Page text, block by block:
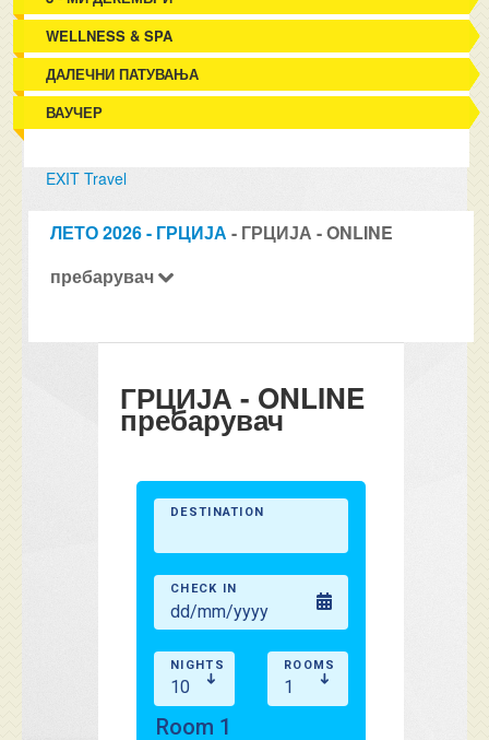
WELLNESS & SPA
ДАЛЕЧНИ ПАТУВАЊА
ВАУЧЕР
EXIT Travel
ЛЕТО 2026 - ГРЦИЈА - ГРЦИЈА - ONLINE
пребарувач
ГРЦИЈА - ONLINE
пребарувач